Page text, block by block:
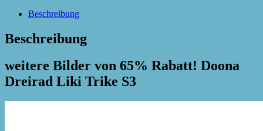
Beschreibung
Beschreibung
weitere Bilder von 65% Rabatt! Doona
Dreirad Liki Trike S3